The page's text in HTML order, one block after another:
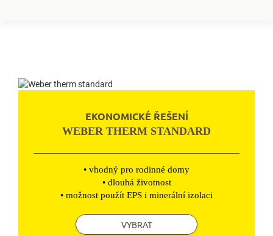
EKONOMICKÉ ŘEŠENÍ
WEBER THERM STANDARD
• vhodný pro rodinné domy
• dlouhá životnost
• možnost použít EPS i minerální izolaci
VYBRAT